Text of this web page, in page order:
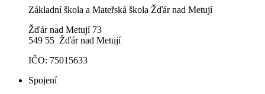
Základní škola a Mateřská škola Žďár nad Metují
Žďár nad Metují 73
549 55 Žďár nad Metují
IČO: 75015633
Spojení